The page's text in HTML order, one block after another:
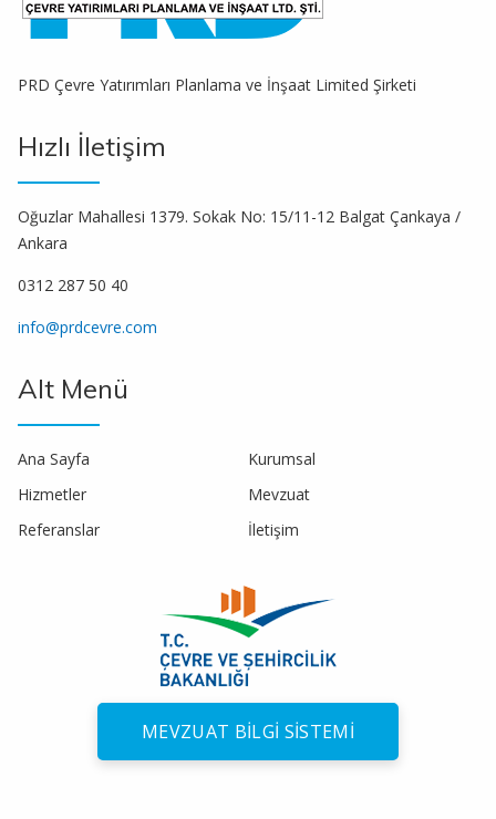
PRD Çevre Yatırımları Planlama ve İnşaat Limited Şirketi
Hızlı İletişim
Oğuzlar Mahallesi 1379. Sokak No: 15/11-12 Balgat Çankaya /
Ankara
0312 287 50 40
info@prdcevre.com
Alt Menü
Ana Sayfa
Kurumsal
Hizmetler
Mevzuat
Referanslar
İletişim
MEVZUAT BILGI SISTEMI